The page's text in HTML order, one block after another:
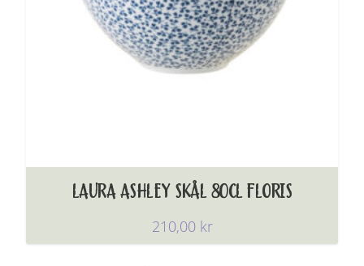
LAURA ASHLEY SKÅL 80CL FLORIS
210,00 kr